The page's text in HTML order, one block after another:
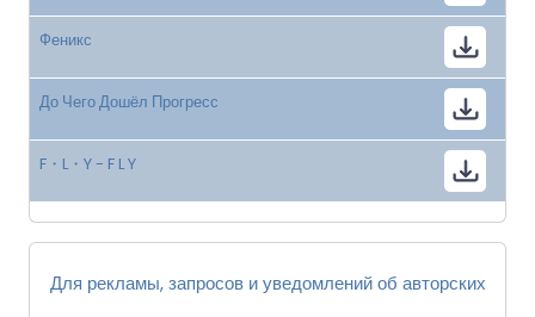
Феникс
До Чего Дошёл Прогресс
F・L・Y - F L Y
Для рекламы, запросов и уведомлений об авторских